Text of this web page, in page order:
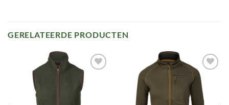
GERELATEERDE PRODUCTEN
Toevoegen
verlanglijst
Toevoegen
aan
verlanglijst